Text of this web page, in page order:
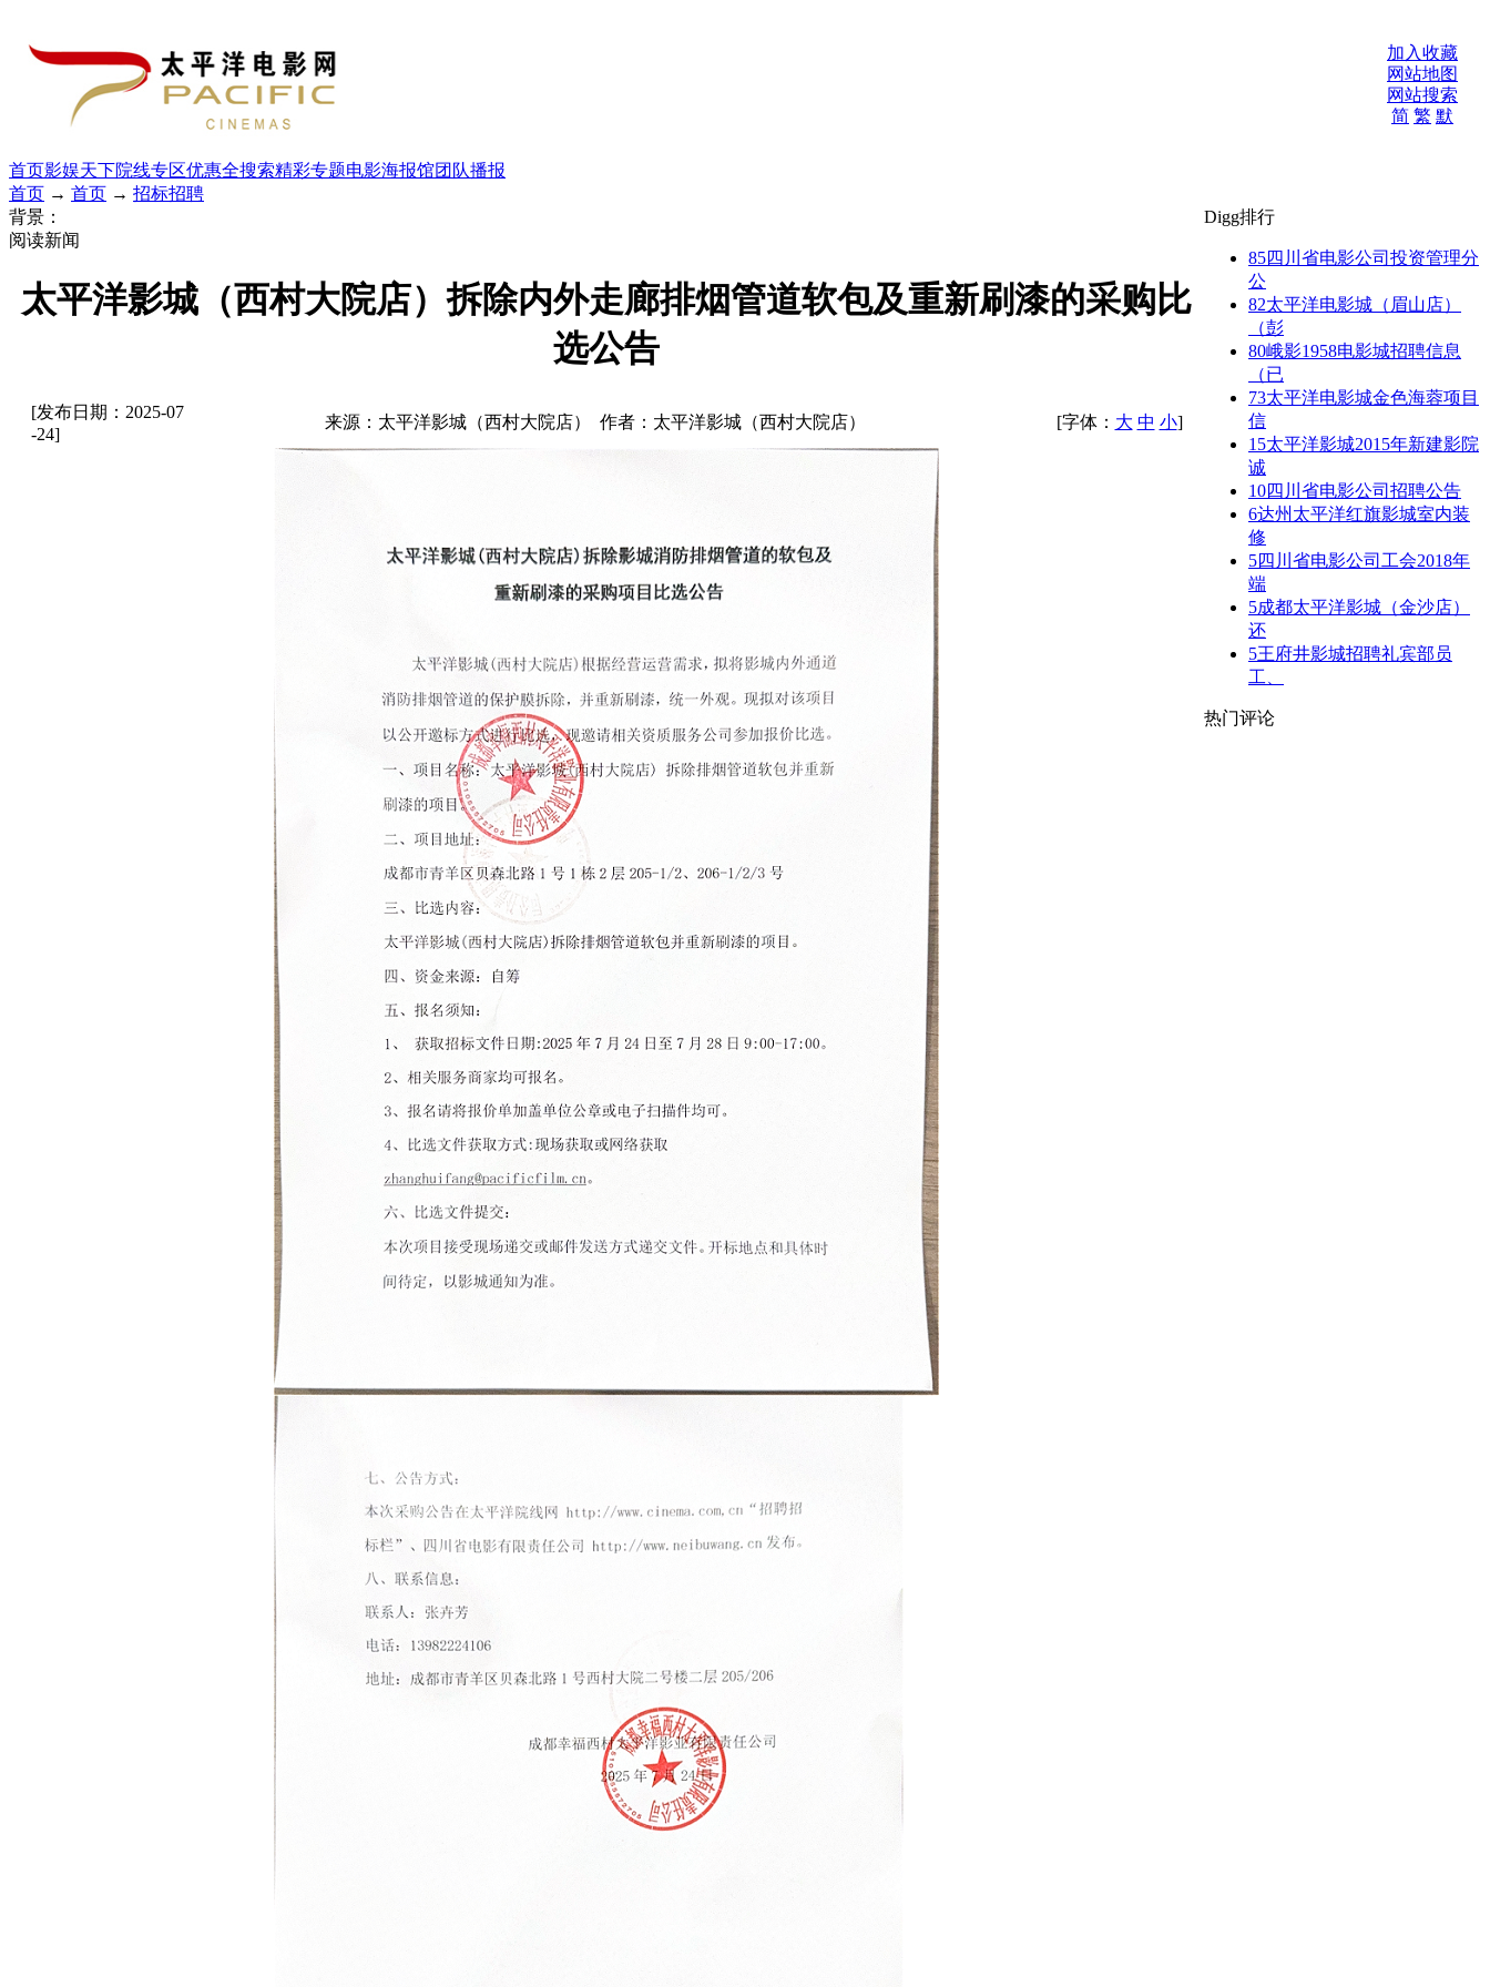
加入收藏
网站地图
网站搜索
简 繁 默
首页影娱天下院线专区优惠全搜索精彩专题电影海报馆团队播报
首页 → 首页 → 招标招聘
背景：
阅读新闻
太平洋影城（西村大院店）拆除内外走廊排烟管道软包及重新刷漆的采购比
选公告
[发布日期：2025-07
-24]
来源：太平洋影城（西村大院店） 作者：太平洋影城（西村大院店） [字体： 大 中 小]
Digg排行
85四川省电影公司投资管理分
公
82太平洋电影城（眉山店）
（彭
80峨影1958电影城招聘信息
（已
73太平洋电影城金色海蓉项目
信
15太平洋影城2015年新建影院
诚
10四川省电影公司招聘公告
6达州太平洋红旗影城室内装
修
5四川省电影公司工会2018年
端
5成都太平洋影城（金沙店）
还
5王府井影城招聘礼宾部员
工、
热门评论